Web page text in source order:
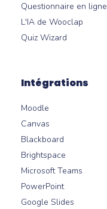
Questionnaire en ligne
L'IA de Wooclap
Quiz Wizard
Intégrations
Moodle
Canvas
Blackboard
Brightspace
Microsoft Teams
PowerPoint
Google Slides